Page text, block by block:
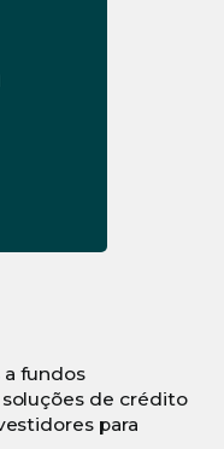
fundos
de crédito
para